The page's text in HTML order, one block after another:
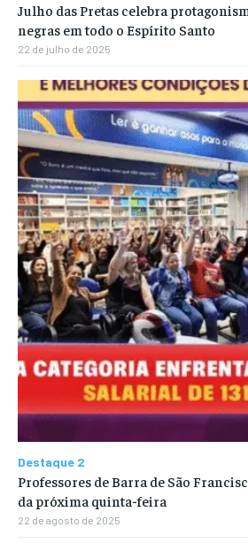
Julho das Pretas celebra
negras em todo o Espírito Santo
22 de julho de 2025
Destaque 2
Professores de Barra de São
da próxima quinta-feira
22 de agosto de 2025